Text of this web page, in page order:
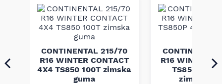
5
CONTINENTAL 215/70
R16 WINTER CONTACT
4X4 TS850 100T zimska
guma
R16 WINTER
TS850P
zimska